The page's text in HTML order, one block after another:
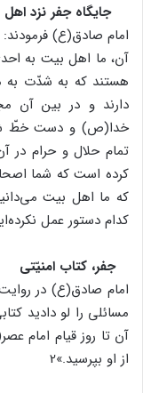
جایگاه جفر نزد
امام صادق(ع)
آن، ما اهل بیت به
هستند که به شدّت به
دارند و در بین آن
خدا(ص) و دست خطّ
تمام حلال و حرام در
کرده است که شما
که ما اهل بیت
کدام دستور عمل
جفر، کتاب امنیّتی
امام صادق(ع) در
مسائلی را لو دادید
آن تا روز قیام امام
از او بپرسید.»2